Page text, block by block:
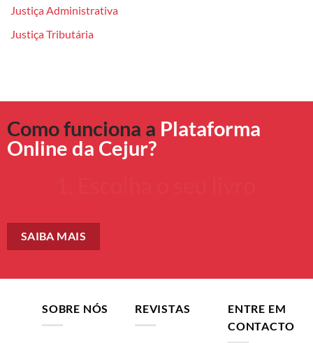
Justiça Administrativa
Justiça Tributária
Como funciona a Plataforma
Online da Cejur?
SAIBA MAIS
SOBRE NÓS REVISTAS
ENTRE EM
CONTACTO